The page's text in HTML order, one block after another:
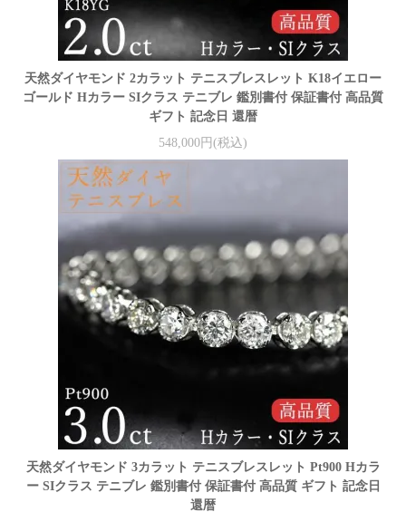
天然ダイヤモンド 2カラット テニスブレスレット K18イエロー
ゴールド Hカラー SIクラス テニブレ 鑑別書付 保証書付 高品質
ギフト 記念日 還暦
548,000円(税込)
天然ダイヤモンド 3カラット テニスブレスレット Pt900 Hカラ
ー SIクラス テニブレ 鑑別書付 保証書付 高品質 ギフト 記念日
還暦